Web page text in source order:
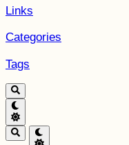
Links
Categories
Tags